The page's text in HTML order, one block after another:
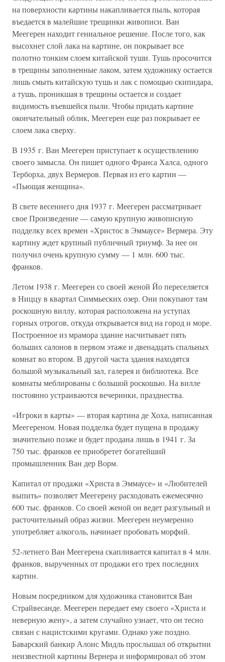
на поверхности картины накапливается пыль, которая
въедается в малейшие трещинки живописи. Ван
Меегерен находит гениальное решение. После того, как
высохнет слой лака на картине, он покрывает все
полотно тонким слоем китайской туши. Тушь просочится
в трещины заполненные лаком, затем художнику остается
лишь смыть китайскую тушь и лак с помощью скипидара,
а тушь, проникшая в трещины остается и создает
видимость въевшейся пыли. Чтобы придать картине
окончательный облик, Меегерен еще раз покрывает ее
слоем лака сверху.
В 1935 г. Ван Меегерен приступает к осуществлению
своего замысла. Он пишет одного Франса Халса, одного
Терборха, двух Вермеров. Первая из его картин —
«Пьющая женщина».
В свете весеннего дня 1937 г. Меегерен рассматривает
свое Произведение — самую крупную живописную
подделку всех времен «Христос в Эммаусе» Вермера. Эту
картину ждет крупный публичный триумф. За нее он
получил очень крупную сумму — 1 млн. 600 тыс.
франков.
Летом 1938 г. Меегерен со своей женой Йо переселяется
в Ниццу в квартал Симмьеских озер. Они покупают там
роскошную виллу, которая расположена на уступах
горных отрогов, откуда открывается вид на город и море.
Построенное из мрамора здание насчитывает пять
больших салонов в первом этаже и двенадцать спальных
комнат во втором. В другой часта здания находятся
большой музыкальный зал, галерея и библиотека. Все
комнаты меблированы с большой роскошью. На вилле
постоянно устраиваются вечеринки, празднества.
«Игроки в карты» — вторая картина де Хоха, написанная
Меегереном. Новая подделка будет пущена в продажу
значительно позже и будет продана лишь в 1941 г. За
750 тыс. франков ее приобретет богатейший
промышленник Ван дер Ворм.
Капитал от продажи «Христа в Эммаусе» и «Любителей
выпить» позволяет Меегерену расходовать ежемесячно
600 тыс. франков. Со своей женой он ведет разгульный и
расточительный образ жизни. Меегерен неумеренно
употребляет алкоголь, начинает пробовать морфий.
52-летнего Ван Меегерена скапливается капитал в 4 млн.
франков, вырученных от продажи его трех последних
картин.
Новым посредником для художника становится Ван
Страйвесанде. Меегерен передает ему своего «Христа и
неверную жену», а затем случайно узнает, что он тесно
связан с нацистскими кругами. Однако уже поздно.
Баварский банкир Алоис Мидль прослышал об открытии
неизвестной картины Вернера и информировал об этом